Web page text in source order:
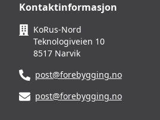
Kontaktinformasjon
KoRus-Nord
Teknologiveien 10
8517 Narvik
post@forebygging.no
post@forebygging.no